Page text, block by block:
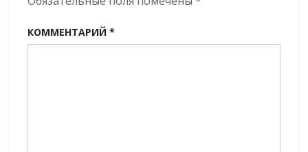
КОММЕНТАРИЙ *